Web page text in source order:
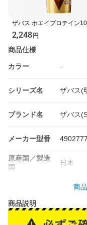
ザバス ホエイプロテイン
チショコラ味 280g 【ザバス
(SAVAS)】
2,248円
商品仕様
カラー -
シリーズ名 ザバス(
ブランド名 ザバス
メーカー型番
原産国／製造
国
日本
商
商品説明